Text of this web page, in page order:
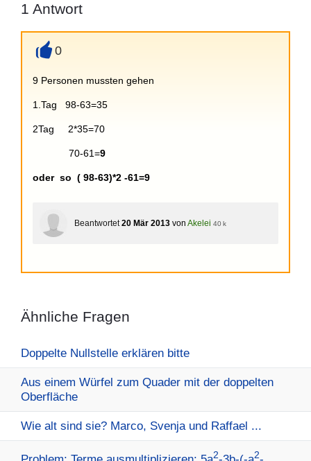
1 Antwort
0
9 Personen mussten gehen
1.Tag 98-63=35
2Tag 2*35=70
70-61=9
oder so ( 98-63)*2 -61=9
Beantwortet 20 Mär 2013 von Akelei 40 k
Ähnliche Fragen
Doppelte Nullstelle erklären bitte
Aus einem Würfel zum Quader mit der doppelten
Oberfläche
Wie alt sind sie? Marco, Svenja und Raffael ...
2 2